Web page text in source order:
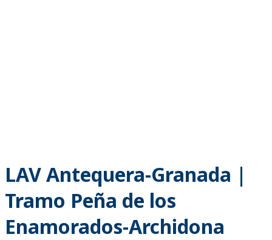
LAV Antequera-Granada |
Tramo Peña de los
Enamorados-Archidona